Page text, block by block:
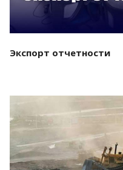
Экспорт отчетности